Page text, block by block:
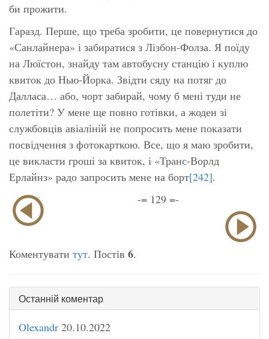
би прожити.
Гаразд. Перше, що треба зробити, це повернутися до
«Санлайнера» і забиратися з Лізбон-Фолза. Я поїду
на Люїстон, знайду там автобусну станцію і куплю
квиток до Нью-Йорка. Звідти сяду на потяг до
Далласа… або, чорт забирай, чому б мені туди не
полетіти? У мене ще повно готівки, а жоден зі
службовців авіаліній не попросить мене показати
посвідчення з фотокарткою. Все, що я маю зробити,
це викласти гроші за квиток, і «Транс-Ворлд
Ерлайнз» радо запросить мене на борт[242].
-= 129 =-
Коментувати тут. Постів 6.
Останній коментар
Olexandr 20.10.2022